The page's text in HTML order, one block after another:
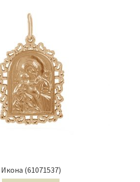
Икона (61071537)